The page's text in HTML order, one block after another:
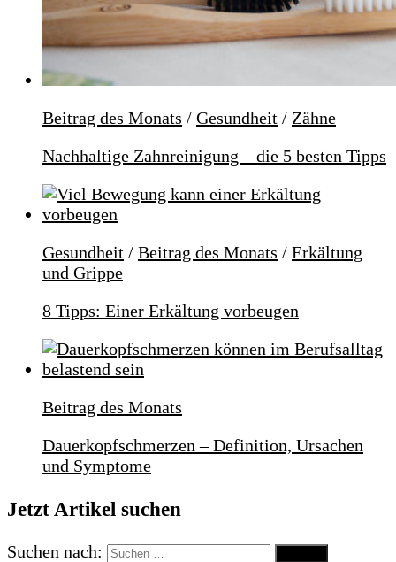
Beitrag des Monats / Gesundheit / Zähne
Nachhaltige Zahnreinigung – die 5 besten Tipps
Gesundheit / Beitrag des Monats / Erkältung
und Grippe
8 Tipps: Einer Erkältung vorbeugen
Beitrag des Monats
Dauerkopfschmerzen – Definition, Ursachen
und Symptome
Jetzt Artikel suchen
Suchen nach: